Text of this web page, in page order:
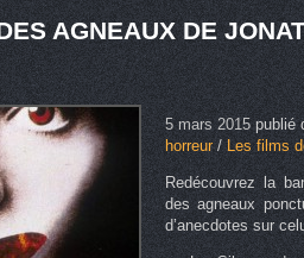
AGNEAUX DE
5 mars 2015publié
horreur/Les films
Redécouvrez la
des agneaux
d’anecdotes sur